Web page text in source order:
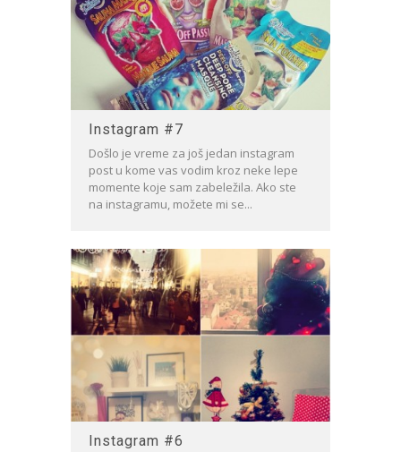
Instagram #7
Došlo je vreme za još jedan instagram
post u kome vas vodim kroz neke lepe
momente koje sam zabeležila. Ako ste
na instagramu, možete mi se...
Instagram #6